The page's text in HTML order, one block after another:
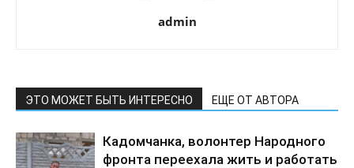
admin
ЭТО МОЖЕТ БЫТЬ ИНТЕРЕСНО ЕЩЕ ОТ АВТОРА
Кадомчанка, волонтер Народного
фронта переехала жить и работать